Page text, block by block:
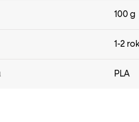
100 g
1-2
PLA